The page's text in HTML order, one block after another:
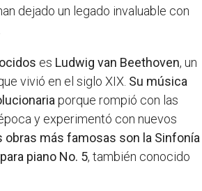
dejado un legado invaluable con
es Ludwig van Beethoven, un
vivió en el siglo XIX. Su música
porque rompió con las
y experimentó con nuevos
obras más famosas son la Sinfonía
piano No. 5, también conocido